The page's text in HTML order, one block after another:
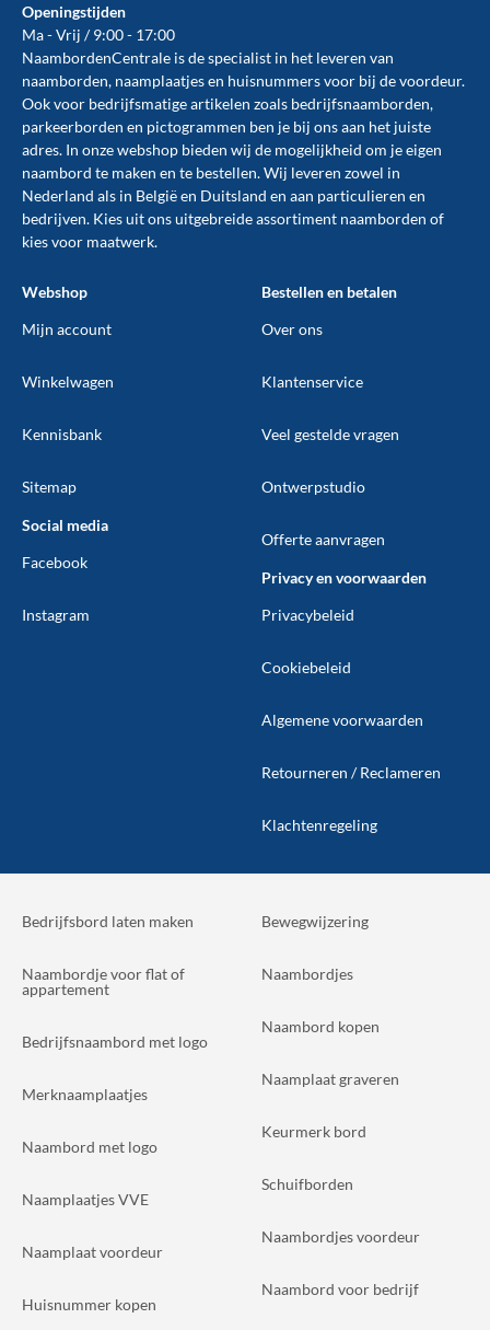
Openingstijden
Ma - Vrij / 9:00 - 17:00
NaambordenCentrale is de specialist in het leveren van
naamborden, naamplaatjes en huisnummers voor bij devoordeur.
Ook voor bedrijfsmatige artikelen zoals bedrijfsnaamborden,
parkeerborden en pictogrammen ben je bij ons aan het juiste
adres. In onze webshop bieden wij de mogelijkheid om je eigen
naambord te maken en te bestellen. Wij leveren zowel in
Nederland als in België en Duitsland en aan particulieren en
bedrijven. Kies uit ons uitgebreide assortiment naamborden of
kies voor maatwerk.
Webshop
Mijn account
Winkelwagen
Kennisbank
Sitemap
Social media
Facebook
Instagram
Bestellen en betalen
Over ons
Klantenservice
Veel gestelde vragen
Ontwerpstudio
Offerte aanvragen
Privacy en voorwaarden
Privacybeleid
Cookiebeleid
Algemene voorwaarden
Retourneren / Reclameren
Klachtenregeling
Bedrijfsbord laten maken
Naambordje voor flat of
appartement
Bedrijfsnaambord met logo
Merknaamplaatjes
Naambord met logo
Naamplaatjes VVE
Naamplaat voordeur
Huisnummer kopen
Bewegwijzering
Naambordjes
Naambord kopen
Naamplaat graveren
Keurmerk bord
Schuifborden
Naambordjes voordeur
Naambord voor bedrijf